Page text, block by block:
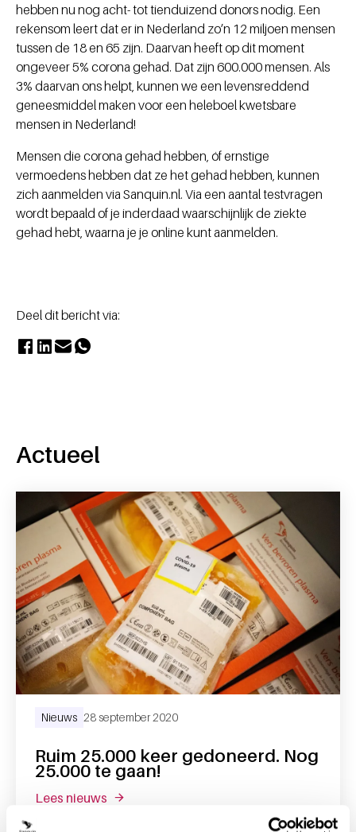
hebben nu nog acht- tot tienduizend donors nodig. Een
rekensom leert dat er in Nederland zo’n 12 miljoen mensen
tussen de 18 en 65 zijn. Daarvan heeft op dit moment
ongeveer 5% corona gehad. Dat zijn 600.000 mensen. Als
3% daarvan ons helpt, kunnen we een levensreddend
geneesmiddel maken voor een heleboel kwetsbare
mensen in Nederland!
Mensen die corona gehad hebben, óf ernstige
vermoedens hebben dat ze het gehad hebben, kunnen
zich aanmelden via Sanquin.nl. Via een aantal testvragen
wordt bepaald of je inderdaad waarschijnlijk de ziekte
gehad hebt, waarna je je online kunt aanmelden.
Deel dit bericht via:
Actueel
Ruim 25.000 keer gedoneerd. Nog
25.000 te gaan!
Nieuws 28 september 2020
lees nieuws over ruim 25.000 keer gedoneerd. nog